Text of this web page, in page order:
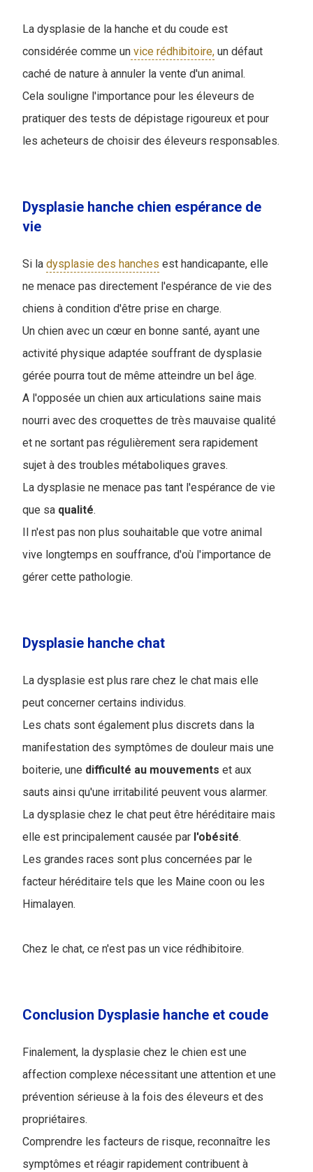
La dysplasie de la hanche et du coude est
considérée comme un vice rédhibitoire, un défaut
caché de nature à annuler la vente d'un animal.
Cela souligne l'importance pour les éleveurs de
pratiquer des tests de dépistage rigoureux et pour
les acheteurs de choisir des éleveurs responsables.
Dysplasie hanche chien espérance de
vie
Si la dysplasie des hanches est handicapante, elle
ne menace pas directement l'espérance de vie des
chiens à condition d'être prise en charge.
Un chien avec un cœur en bonne santé, ayant une
activité physique adaptée souffrant de dysplasie
gérée pourra tout de même atteindre un bel âge.
A l'opposée un chien aux articulations saine mais
nourri avec des croquettes de très mauvaise qualité
et ne sortant pas régulièrement sera rapidement
sujet à des troubles métaboliques graves.
La dysplasie ne menace pas tant l'espérance de vie
que sa qualité.
Il n'est pas non plus souhaitable que votre animal
vive longtemps en souffrance, d'où l'importance de
gérer cette pathologie.
Dysplasie hanche chat
La dysplasie est plus rare chez le chat mais elle
peut concerner certains individus.
Les chats sont également plus discrets dans la
manifestation des symptômes de douleur mais une
boiterie, une difficulté au mouvements et aux
sauts ainsi qu'une irritabilité peuvent vous alarmer.
La dysplasie chez le chat peut être héréditaire mais
elle est principalement causée par l'obésité.
Les grandes races sont plus concernées par le
facteur héréditaire tels que les Maine coon ou les
Himalayen.
Chez le chat, ce n'est pas un vice rédhibitoire.
Conclusion Dysplasie hanche et coude
Finalement, la dysplasie chez le chien est une
affection complexe nécessitant une attention et une
prévention sérieuse à la fois des éleveurs et des
propriétaires.
Comprendre les facteurs de risque, reconnaître les
symptômes et réagir rapidement contribuent à